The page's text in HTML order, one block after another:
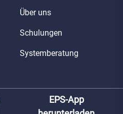
Über uns
Schulungen
Systemberatung
EPS-App